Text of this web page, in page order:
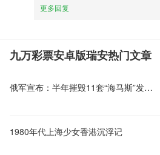
更多回复
九万彩票安卓版瑞安热门文章
俄军宣布：半年摧毁11套“海马斯”发射装置
1980年代上海少女香港沉浮记